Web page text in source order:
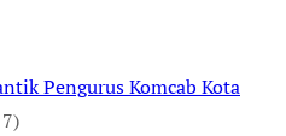
Pengurus Komcab Kota